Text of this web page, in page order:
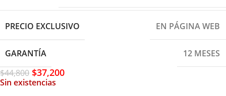
PRECIO EXCLUSIVO EN PÁGINA WEB
GARANTÍA
12 MESES
$44,800 $37,200
Sin existencias